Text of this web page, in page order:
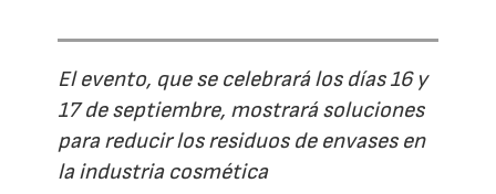
El evento, que se celebrará los días 16 y
17 de septiembre, mostrará soluciones
para reducir los residuos de envases en
la industria cosmética